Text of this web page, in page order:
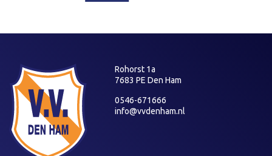
Rohorst 1a
7683 PE Den Ham
0546-671666
info@vvdenham.nl